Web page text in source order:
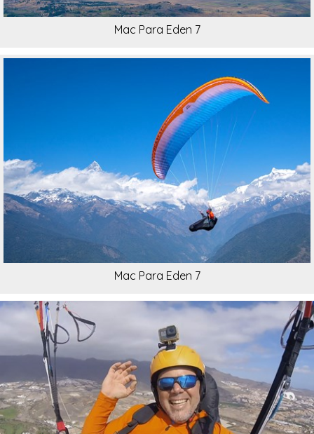
Mac Para Eden 7
Mac Para Eden 7